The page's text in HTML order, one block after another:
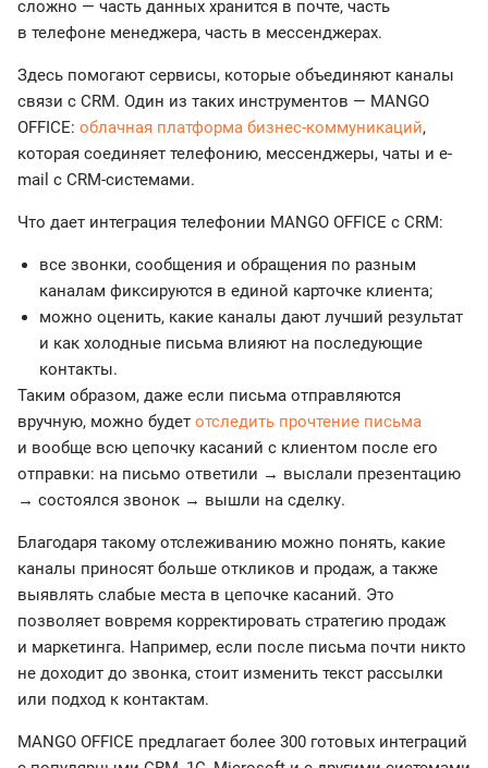
сложно — часть данных хранится в почте, часть
в телефоне менеджера, часть в мессенджерах.
Здесь помогают сервисы, которые объединяют каналы
связи с CRM. Один из таких инструментов — MANGO
OFFICE: облачная платформа бизнес-коммуникаций,
которая соединяет телефонию, мессенджеры, чаты и e-
mail с CRM-системами.
Что дает интеграция телефонии MANGO OFFICE с CRM:
все звонки, сообщения и обращения по разным
каналам фиксируются в единой карточке клиента;
можно оценить, какие каналы дают лучший результат
и как холодные письма влияют на последующие
контакты.
Таким образом, даже если письма отправляются
вручную, можно будет отследить прочтение письма
и вообще всю цепочку касаний с клиентом после его
отправки: на письмо ответили → выслали презентацию
→ состоялся звонок → вышли на сделку.
Благодаря такому отслеживанию можно понять, какие
каналы приносят больше откликов и продаж, а также
выявлять слабые места в цепочке касаний. Это
позволяет вовремя корректировать стратегию продаж
и маркетинга. Например, если после письма почти никто
не доходит до звонка, стоит изменить текст рассылки
или подход к контактам.
MANGO OFFICE предлагает более 300 готовых интеграций